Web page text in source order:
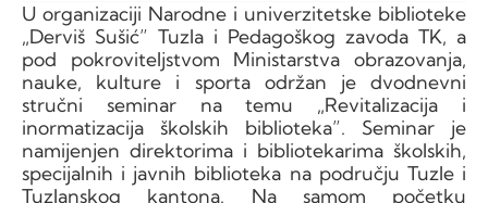
U organizaciji Narodne i univerzitetske biblioteke
„Derviš Sušić” Tuzla i Pedagoškog zavoda TK, a
pod pokroviteljstvom Ministarstva obrazovanja,
nauke, kulture i sporta održan je dvodnevni
stručni seminar na temu „Revitalizacija i
inormatizacija školskih biblioteka”. Seminar je
namijenjen direktorima i bibliotekarima školskih,
specijalnih i javnih biblioteka na području Tuzle i
Tuzlanskog kantona. Na samom početku